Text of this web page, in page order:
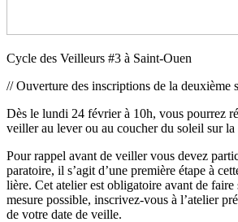
Cycle des Veilleurs #3 à Saint-Ouen
// Ouverture des ins­crip­tions de la deuxième
Dès le lundi 24 février à 10h, vous pour­rez
veiller au lever ou au cou­cher du soleil sur
Pour rappel avant de veiller vous devez
pa­ra­toire, il s’agit d’une pre­mière étape à
lière. Cet ate­lier est obli­ga­toire avant de faire
mesure pos­si­ble, ins­cri­vez-vous à l’ate­lier
de votre date de veille.